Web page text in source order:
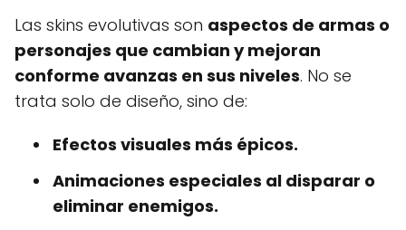
Las skins evolutivas son aspectos de armas o
personajes que cambian y mejoran
conforme avanzas en sus niveles. No se
trata solo de diseño, sino de:
Efectos visuales más épicos.
Animaciones especiales al disparar o
eliminar enemigos.